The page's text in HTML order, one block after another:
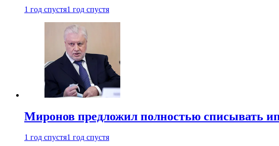
1 год спустя1 год спустя
Миронов предложил полностью списывать
1 год спустя1 год спустя